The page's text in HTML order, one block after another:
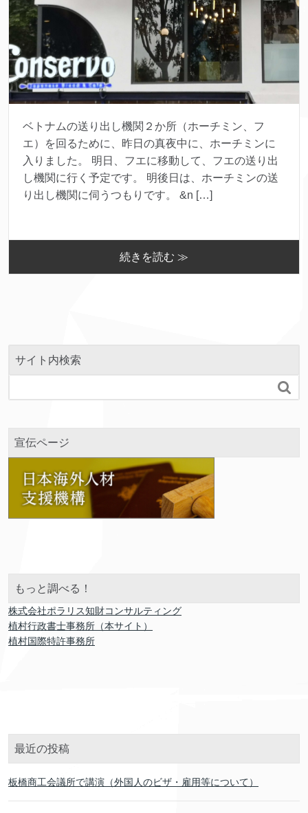
ベトナムの送り出し機関２か所（ホーチミン、フ
エ）を回るために、昨日の真夜中に、ホーチミンに
入りました。 明日、フエに移動して、フエの送り出
し機関に行く予定です。 明後日は、ホーチミンの送
り出し機関に伺うつもりです。 &n […]
続きを読む ≫
サイト内検索

宣伝ページ
もっと調べる！
株式会社ポラリス知財コンサルティング
植村行政書士事務所（本サイト）
植村国際特許事務所
最近の投稿
板橋商工会議所で講演（外国人のビザ・雇用等について）